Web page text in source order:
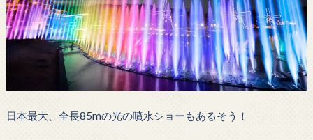
日本最大、全長85mの光の噴水ショーもあるそう！